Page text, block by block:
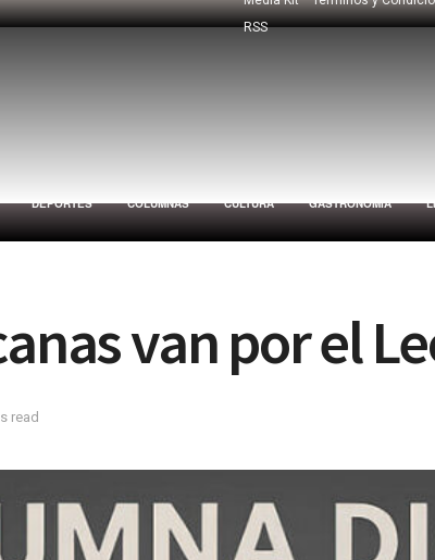
RSS
DEPORTES COLUMNAS CULTURA GASTRONOMÍA
van por el
read